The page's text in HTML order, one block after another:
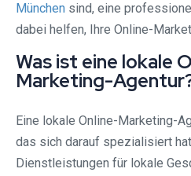
München sind, eine
dabei helfen, Ihre Online-
Was ist eine lokale
Marketing-
Eine lokale Online-Marketing-
das sich darauf spezialisiert
Dienstleistungen für lokale